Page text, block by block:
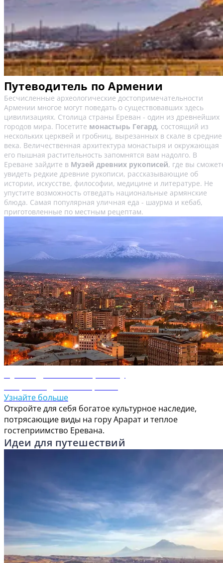
Путеводитель по Армении
Бесчисленные археологические достопримечательности
Армении многое могут поведать о существовавших здесь
цивилизациях. Столица страны Ереван - один из древнейших
городов мира. Посетите монастырь Гегард, состоящий из
нескольких церквей и гробниц, вырезанных в скале в средние
века. Величественная архитектура монастыря и окружающая
его пышная растительность запомнятся вам надолго. В
Ереване зайдите в Музей древних рукописей, где вы
увидеть редкие древние рукописи, рассказывающие об
истории, искусстве, философии, медицине и литературе. Не
упустите возможность отведать национальные армянские
блюда. Самая популярная уличная еда - шаурма и кебаб,
приготовленные по местным рецептам.
Узнайте больше
Откройте для себя богатое культурное наследие,
потрясающие виды на гору Арарат и теплое
гостеприимство Еревана.
Идеи для путешествий